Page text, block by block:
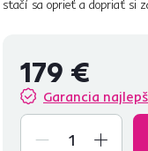
stačí sa oprieť a dopriať si
179 €
Garancia